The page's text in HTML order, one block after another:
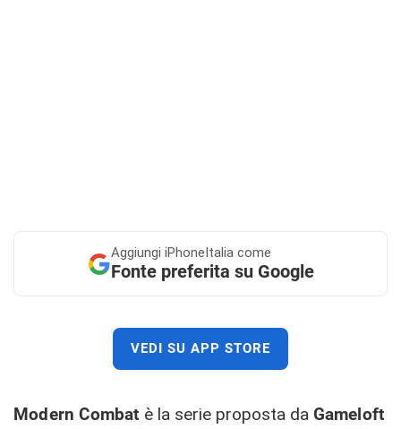
Aggiungi iPhoneItalia come
Fonte preferita su Google
VEDI SU APP STORE
Modern Combat è la serie proposta da Gameloft